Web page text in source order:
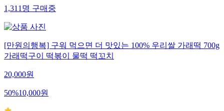
1,311 명 구매중
[만원의행복] 구워 먹으면 더 맛있는 100% 우리쌀 가래떡 700g
가래떡구이 떡볶이 물떡 떡꼬치
20,000원
50%10,000원